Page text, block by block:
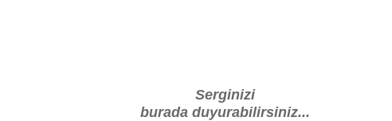
Serginizi
burada duyurabilirsiniz...